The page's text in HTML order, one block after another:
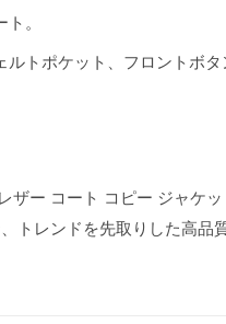
。
ルトポケット、フロントボ
ザー コート コピー ジャケ
トレンドを先取りした高